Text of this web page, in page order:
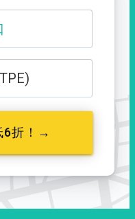
路 427 號
6折！→